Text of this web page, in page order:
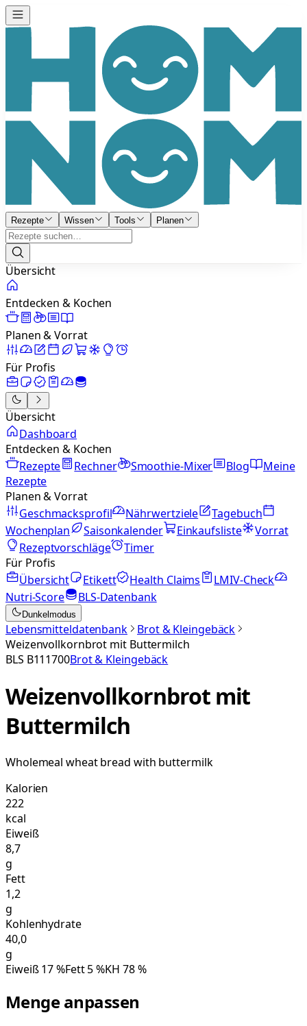
Rezepte Wissen Tools Planen
Übersicht
Entdecken & Kochen
Planen & Vorrat
Für Profis
Übersicht
Dashboard
Entdecken & Kochen
Rezepte
Rechner Smoothie-Mixer Blog
Meine
Rezepte
Planen & Vorrat
Geschmacksprofil
Nährwertziele
Tagebuch
Wochenplan
Saisonkalender Einkaufsliste
Vorrat
Rezeptvorschläge
Timer
Für Profis
Übersicht
Etikett Health Claims
LMIV-Check
Nutri-Score
BLS-Datenbank
Dunkelmodus
Lebensmitteldatenbank
Brot & Kleingebäck
Weizenvollkornbrot mit Buttermilch
BLS B111700Brot & Kleingebäck
Weizenvollkornbrot mit
Buttermilch
Wholemeal wheat bread with buttermilk
Kalorien
222
kcal
Eiweiß
8,7
g
Fett
1,2
g
Kohlenhydrate
40,0
g
Eiweiß17%Fett5%KH 78%
Menge anpassen